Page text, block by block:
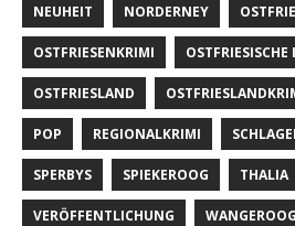
NEUHEIT NORDERNEY
OSTFRIESENKRIMI OSTFRIESISCHE
OSTFRIESLAND
POP REGIONALKRIMI
SPERBYS SPIEKEROOG THALIA
VERÖFFENTLICHUNG